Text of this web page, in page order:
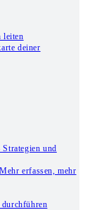
leiten
deiner
und
erfassen, mehr